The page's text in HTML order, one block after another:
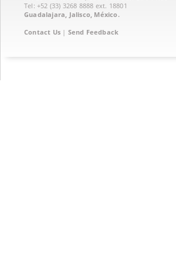
Tel: +52 (33) 3268 8888‏ ext. 18801
Guadalajara, Jalisco, México.
Contact Us | Send Feedback